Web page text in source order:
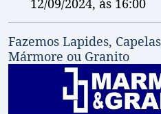
12/09/2024, às 16:00
Fazemos Lapides,
Mármore ou Granito